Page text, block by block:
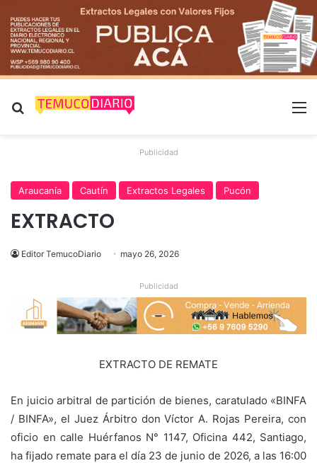
Buscar por
Publicidad
Araucanía Cautín Extractos Legales Pucón
EXTRACTO
Editor TemucoDiario mayo 26, 2026
Publicidad
EXTRACTO DE REMATE
En juicio arbitral de partición de bienes, caratulado «BINFA
/ BINFA», el Juez Árbitro don Víctor A. Rojas Pereira, con
oficio en calle Huérfanos N° 1147, Oficina 442, Santiago,
ha fijado remate para el día 23 de junio de 2026, a las 16:00